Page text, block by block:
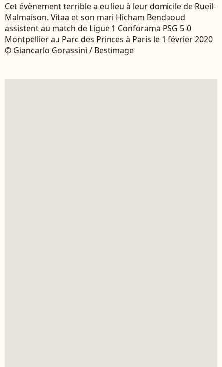
Cet évènement terrible a eu lieu à leur domicile de Rueil-
Malmaison. Vitaa et son mari Hicham Bendaoud
assistent au match de Ligue 1 Conforama PSG 5-0
Montpellier au Parc des Princes à Paris le 1 février 2020
© Giancarlo Gorassini / Bestimage